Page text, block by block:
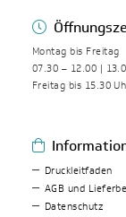
Montag bis Freitag
07.30 – 12.00 |
Freitag bis 15.30
Druckleitfaden
AGB und
Datenschutz